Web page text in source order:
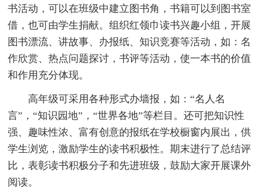
书活动，可以在班级中建立图书角，书籍可以到图书室
借，也可由学生捐献。组织红领巾读书兴趣小组，开展
图书漂流、讲故事、办报纸、知识竞赛等活动，如：名
作欣赏、热点问题探讨，书评等活动，使一本书的价值
和作用充分体现。
高年级可采用各种形式办墙报，如：“名人名
言”，“知识园地”，“世界各地”等栏目。还可把知识性
强、趣味性浓、富有创意的报纸在学校橱窗内展出，供
学生浏览，激励学生的读书积极性。期末进行了总结评
比，表彰读书积极分子和先进班级，鼓励大家开展课外
阅读。